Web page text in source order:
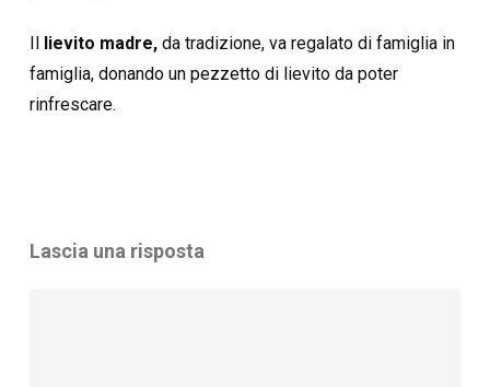
Il lievito madre,da tradizione, va regalato di famiglia in
famiglia, donando un pezzetto di lievito da poter
rinfrescare.
Lascia una risposta